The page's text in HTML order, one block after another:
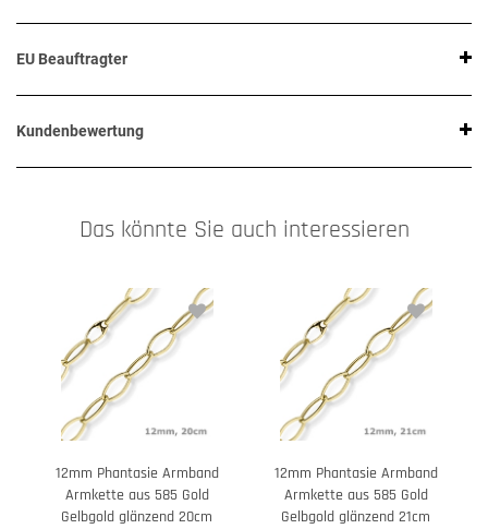
EU Beauftragter
Kundenbewertung
Das könnte Sie auch interessieren
12mm Phantasie Armband
Armkette aus 585 Gold
Gelbgold glänzend 20cm
12mm Phantasie Armband
Armkette aus 585 Gold
Gelbgold glänzend 21cm